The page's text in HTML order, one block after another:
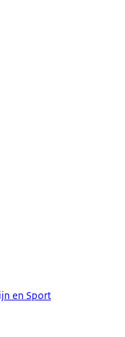
en Sport